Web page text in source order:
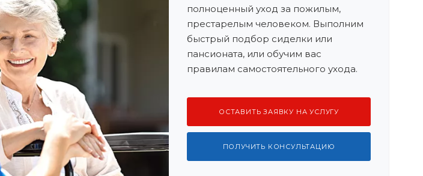
полноценный уход за пожилым,
престарелым человеком. Выполним
быстрый подбор сиделки или
пансионата, или обучим вас
правилам самостоятельного ухода.
ОСТАВИТЬ ЗАЯВКУ НА УСЛУГУ
ПОЛУЧИТЬ КОНСУЛЬТАЦИЮ